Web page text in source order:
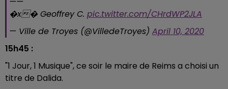
�x� Geoffrey C. pic.twitter.com/CHrdWP2JLA
— Ville de Troyes (@VilledeTroyes) April 10, 2020
15h45 :
"1 Jour, 1 Musique", ce soir le maire de Reims a choisi un
titre de Dalida.